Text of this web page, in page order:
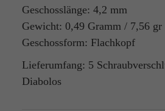
Geschosslänge: 4,2 mm
Gewicht: 0,49 Gramm / 7,56 gr
Geschossform: Flachkopf
Lieferumfang: 5
Diabolos